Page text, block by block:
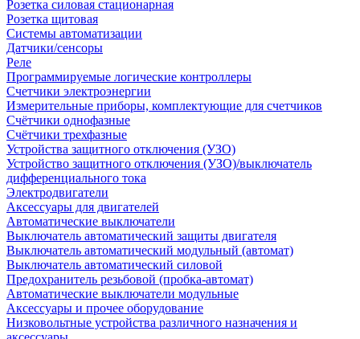
Розетка силовая стационарная
Розетка щитовая
Системы автоматизации
Датчики/сенсоры
Реле
Программируемые логические контроллеры
Счетчики электроэнергии
Измерительные приборы, комплектующие для счетчиков
Счётчики однофазные
Счётчики трехфазные
Устройства защитного отключения (УЗО)
Устройство защитного отключения (УЗО)/выключатель
дифференциального тока
Электродвигатели
Аксессуары для двигателей
Автоматические выключатели
Выключатель автоматический защиты двигателя
Выключатель автоматический модульный (автомат)
Выключатель автоматический силовой
Предохранитель резьбовой (пробка-автомат)
Автоматические выключатели модульные
Аксессуары и прочее оборудование
Низковольтные устройства различного назначения и